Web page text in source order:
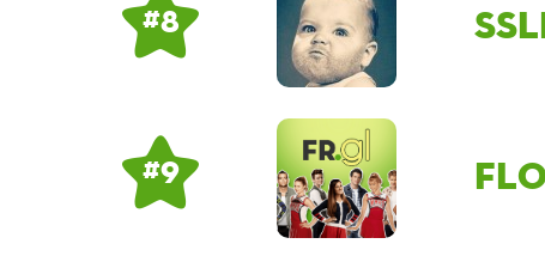
# 8
# 9